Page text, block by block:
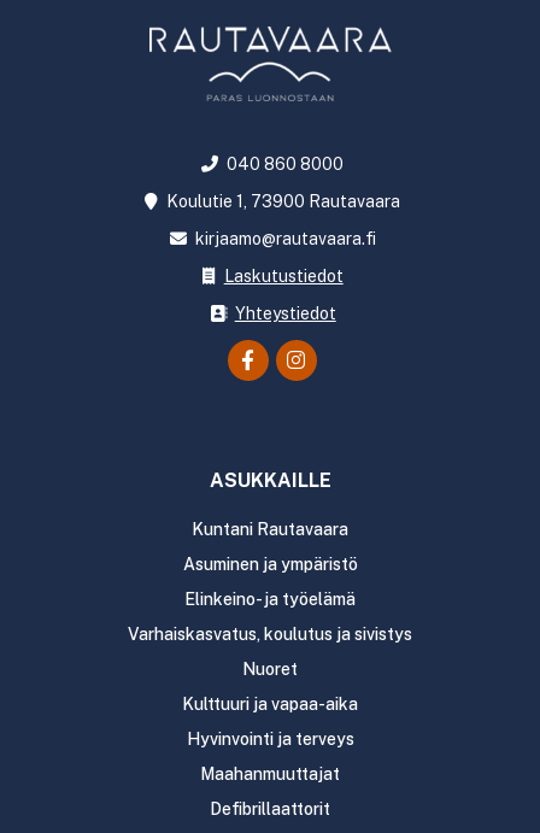
040 860 8000
Koulutie 1, 73900 Rautavaara
kirjaamo@rautavaara.fi
Laskutustiedot
Yhteystiedot
ASUKKAILLE
Kuntani Rautavaara
Asuminen ja ympäristö
Elinkeino- ja työelämä
Varhaiskasvatus, koulutus ja sivistys
Nuoret
Kulttuuri ja vapaa-aika
Hyvinvointi ja terveys
Maahanmuuttajat
Defibrillaattorit